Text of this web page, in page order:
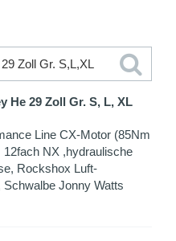
He 29 Zoll Gr. S, L, XL
Line CX-Motor (85Nm
NX ,hydraulische
Rockshox Luft-
Jonny Watts